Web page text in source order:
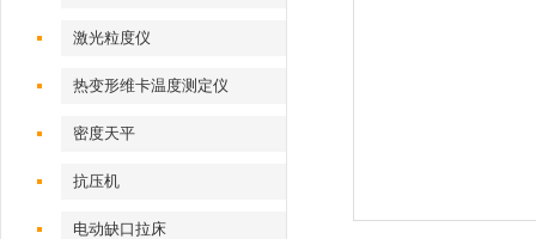
激光粒度仪
热变形维卡温度测定仪
密度天平
抗压机
电动缺口拉床